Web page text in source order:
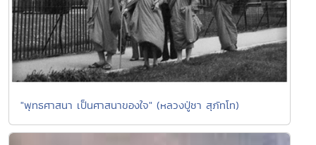
"พุทธศาสนา เป็นศาสนาของใจ" (หลวงปู่ชา สุภัทโท)